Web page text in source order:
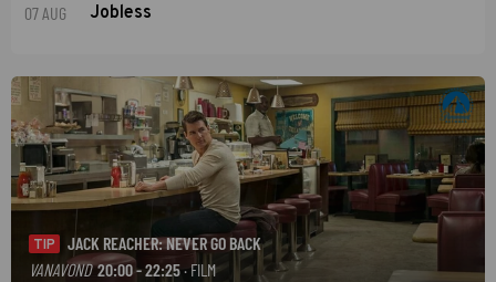
07 AUG Jobless
TIP
JACK REACHER: NEVER GO BACK
VANAVOND 20:00 - 22:25 · FILM